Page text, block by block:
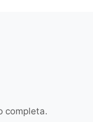
completa.